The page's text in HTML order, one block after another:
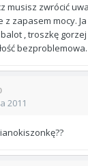
musisz zwrócić
z zapasem mocy.
, troszkę gorzej
bezproblemowa.
2011